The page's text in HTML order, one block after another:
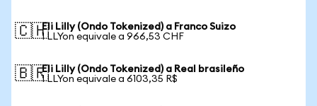
🇨🇭Eli Lilly (Ondo Tokenized) a Franco Suizo
1 LLYon equivale a 966,53 CHF
🇧🇷Eli Lilly (Ondo Tokenized) a Real brasileño
1 LLYon equivale a 6103,35 R$